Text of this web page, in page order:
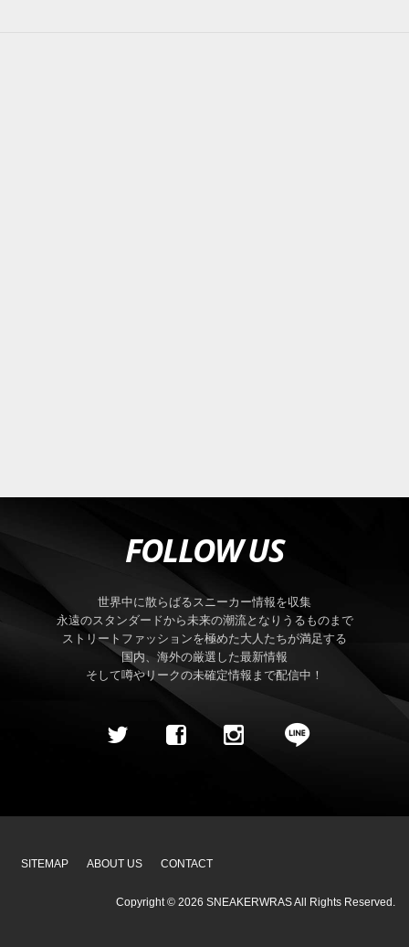
FOLLOW US
世界中に散らばるスニーカー情報を収集
永遠のスタンダードから未来の潮流となりうるものまで
ストリートファッションを極めた大人たちが満足する
国内、海外の厳選した最新情報
そして噂やリークの未確定情報まで配信中！
SITEMAP ABOUT US CONTACT
Copyright © 2026 SNEAKERWRASAll Rights Reserved.